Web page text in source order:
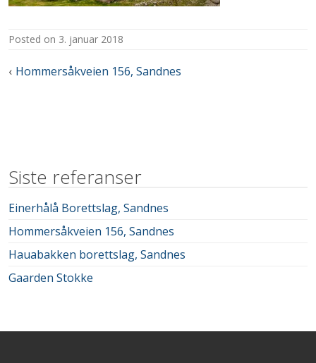
posted on 3. januar 2018
Innleggsnavigasjon
Hommersåkveien 156, Sandnes
Siste referanser
Einerhålå Borettslag, Sandnes
Hommersåkveien 156, Sandnes
Hauabakken borettslag, Sandnes
Gaarden Stokke